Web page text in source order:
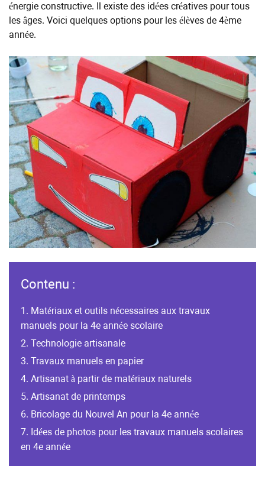
énergie constructive. Il existe des idées créatives pour tous
les âges. Voici quelques options pour les élèves de 4ème
année.
Contenu :
Matériaux et outils nécessaires aux travaux
manuels pour la 4e année scolaire
Technologie artisanale
Travaux manuels en papier
Artisanat à partir de matériaux naturels
Artisanat de printemps
Bricolage du Nouvel An pour la 4e année
Idées de photos pour les travaux manuels scolaires
en 4e année